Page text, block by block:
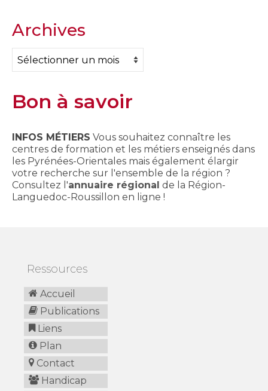
Archives
Archives
Bon à savoir
INFOS MÉTIERS Vous souhaitez connaître les
centres de formation et les métiers enseignés dans
les Pyrénées-Orientales mais également élargir
votre recherche sur l'ensemble de la région ?
Consultez l'annuaire régional de la Région-
Languedoc-Roussillon en ligne !
Ressources
Accueil
Publications
Liens
Plan
Contact
Handicap